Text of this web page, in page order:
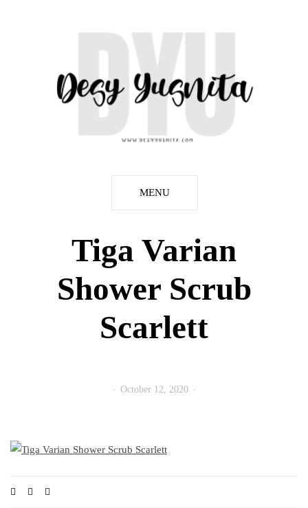
MENU
Tiga Varian
Shower Scrub
Scarlett
October 12, 2020